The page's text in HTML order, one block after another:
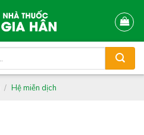
/ Hệ miễn dịch